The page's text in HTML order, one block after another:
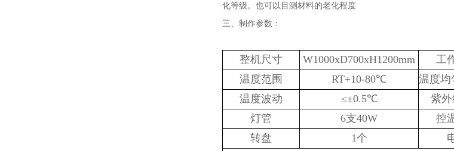
化等级。也可以目测材料的老化程度
三、制作参数：
整机尺寸 W1000xD700xH1200mm 工
温度范围
RT+10-80℃ 温度均
温度波动
≤±0.5℃ 紫
灯管
6支40W 控
转盘
1个